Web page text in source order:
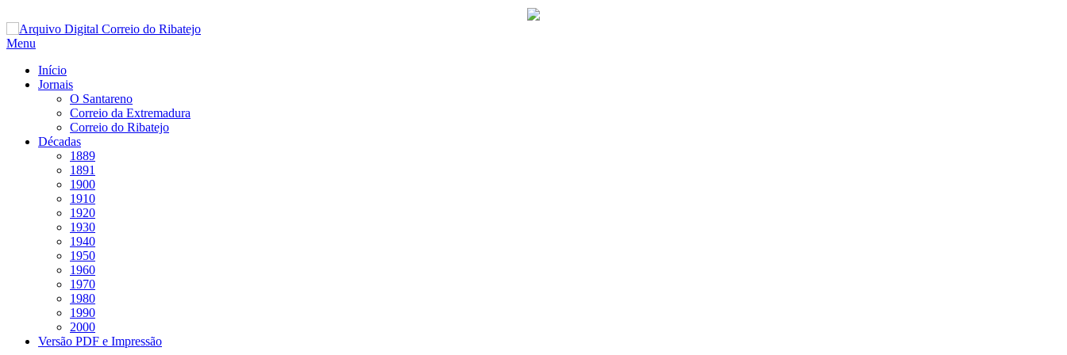
Saltar
para
Menu
Início
Jornais
O Santareno
Correio da Extremadura
Correio do Ribatejo
Décadas
1889
1891
1900
1910
1920
1930
1940
1950
1960
1970
1980
1990
2000
Versão PDF e Impressão